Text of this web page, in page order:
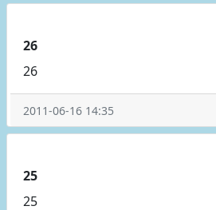
26
26
2011-06-16 14:35
25
25